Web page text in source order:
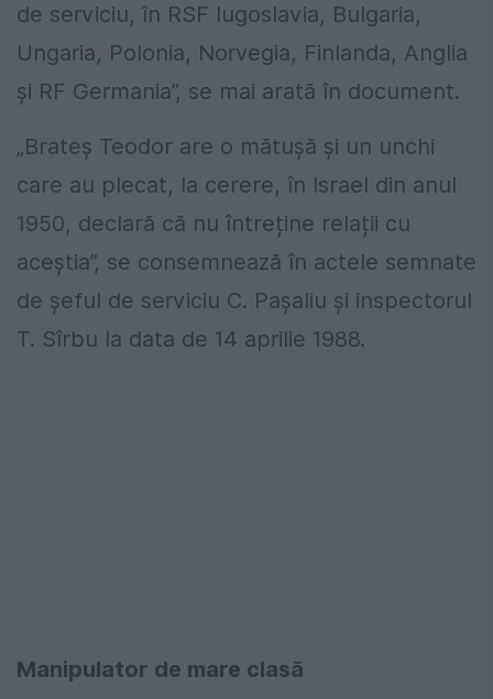
de serviciu, în RSF Iugoslavia, Bulgaria,
Ungaria, Polonia, Norvegia, Finlanda, Anglia
și RF Germania”, se mai arată în document.
„Brateș Teodor are o mătușă și un unchi
care au plecat, la cerere, în Israel din anul
1950, declară că nu întreține relații cu
aceștia”, se consemnează în actele semnate
de șeful de serviciu C. Pașaliu și inspectorul
T. Sîrbu la data de 14 aprilie 1988.
Manipulator de mare clasă